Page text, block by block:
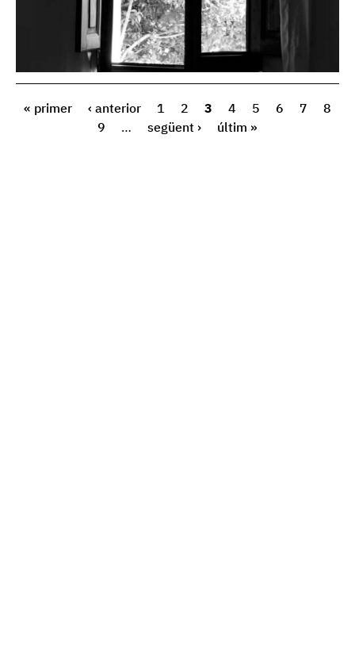
« primer ‹ anterior 1 2 3 4 5 6 7
8
9
… següent › últim »